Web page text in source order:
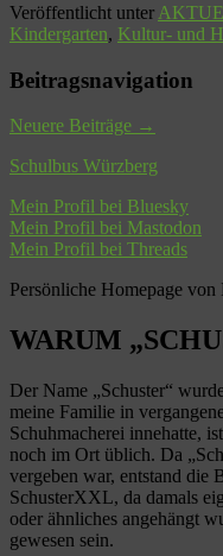
Veröffentlicht unter
Kindergarten, Kultur- und
Beitragsnavigation
Neuere Beiträge →
Schulbus Würzberg
Mein Profil bei Bluesky
Mein Profil bei Mastodon
Mein Profil bei Threads
Persönliche Homepage
WARUM
Der Name „Schuster“
meine Familie in
Schuhmacherei innehatte,
noch im Ort üblich. Da
vergeben war, entstand die
SchusterXXL, da damals
oder ähnliches angehängt
gewesen sein.